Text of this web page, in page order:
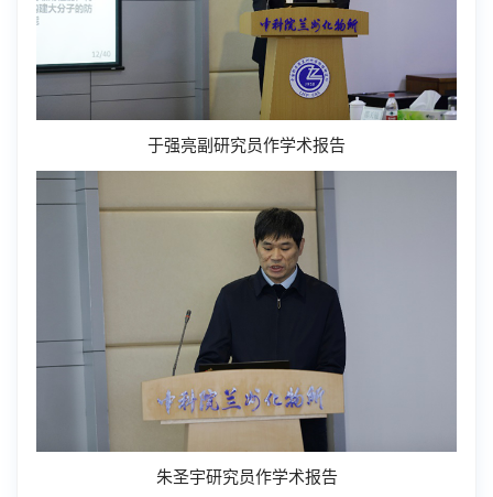
于强亮副研究员作学术报告
朱圣宇研究员作学术报告